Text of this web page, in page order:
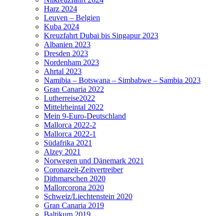
Harz 2024
Leuven – Belgien
Kuba 2024
Kreuzfahrt Dubai bis Singapur 2023
Albanien 2023
Dresden 2023
Nordenham 2023
Ahrtal 2023
Namibia – Botswana – Simbabwe – Sambia 2023
Gran Canaria 2022
Lutherreise2022
Mittelrheintal 2022
Mein 9-Euro-Deutschland
Mallorca 2022-2
Mallorca 2022-1
Südafrika 2021
Alzey 2021
Norwegen und Dänemark 2021
Coronazeit-Zeitvertreiber
Dithmarschen 2020
Mallorcorona 2020
Schweiz/Liechtenstein 2020
Gran Canaria 2019
Baltikum 2019